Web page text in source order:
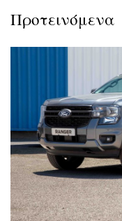
Προτεινόμενα